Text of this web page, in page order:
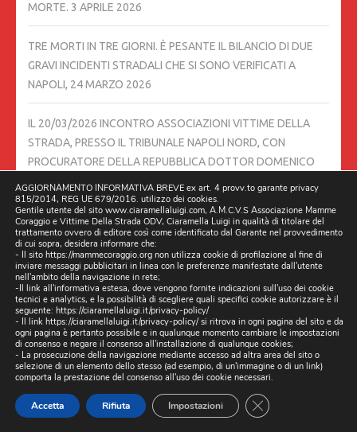
MORTE. 3 APRILE 2026
TRE MORTI IN TRE GIORNI. È PESANTE IL BILANCIO DI DUE
GRAVI INCIDENTI STRADALI CHE SI SONO VERIFICATI A
NAPOLI, 24 MARZO 2026
IL 20/03/2026 INCONTRO ASSOCIAZIONI VITTIME DELLA
STRADA, PRESSO IL TRIBUNALE NAPOLI NORD, CON
PROCURATORE DELLA REPUBBLICA DOTTOR DOMENICO
AIROMA 20 MARZO 2026
ESCLUSIVA. BUCHE E VORAGINI A MARANO E GIUGLIANO, IL
CONTENUTO DELLE RELAZIONI DEL MINISTERO DELLE
INFRASTRUTTURE E DEI TRASPORTI DOPO I SOPRALLUOGHI:
CRITICITÀ E PRIMI INTERVENTI
06/03/2026 DUE CAMION DELLA RACCOLTA RIFIUTI DI
TRENTOLA DUCENTA FANNO TRASBORDO IN STRADA A
LUSCIANO.6 MARZO 2026
STRADE DISSESTATE, BLITZ DEGLI ISPETTORI MINISTERIALI
ANCHE A GIUGLIANO
5 MARZO 2026
AGGIORNAMENTO INFORMATIVA BREVE ex art. 4 provv.to garante privacy
815/2014, REG UE 679/2016. utilizzo dei cookies.
Gentile utente del sito www.ciaramellaluigi.com, A.M.C.V.S Associazione Mamme
Coraggio e Vittime Della Strada ODV, Ciaramella Luigi in qualità di titolare del
trattamento ovvero di editore così come identificato dal Garante nel provvedimento
di cui sopra, desidera informare che:
- Il sito https://mammecoraggio.org non utilizza cookie di profilazione al fine di
inviare messaggi pubblicitari in linea con le preferenze manifestate dall'utente
nell'ambito della navigazione in rete;
-Il link all'informativa estesa, dove vengono fornite indicazioni sull'uso dei cookie
tecnici e analytics, e la possibilità di scegliere quali specifici cookie autorizzare è il
seguente: https://ciaramellaluigi.it/privacy-policy/
- Il link https://ciaramellaluigi.it/privacy-policy/si ritrova in ogni pagina del sito e da
ogni pagina è pertanto possibile e in qualunque momento cambiare le impostazioni
di consenso e negare il consenso all'installazione di qualunque cookies;
- La prosecuzione della navigazione mediante accesso ad altra area del sito o
selezione di un elemento dello stesso (ad esempio, di un'immagine o di un link)
comporta la prestazione del consenso all'uso dei cookie necessari.
Accetta Rifiuta Impostazioni CLOSE GDPR